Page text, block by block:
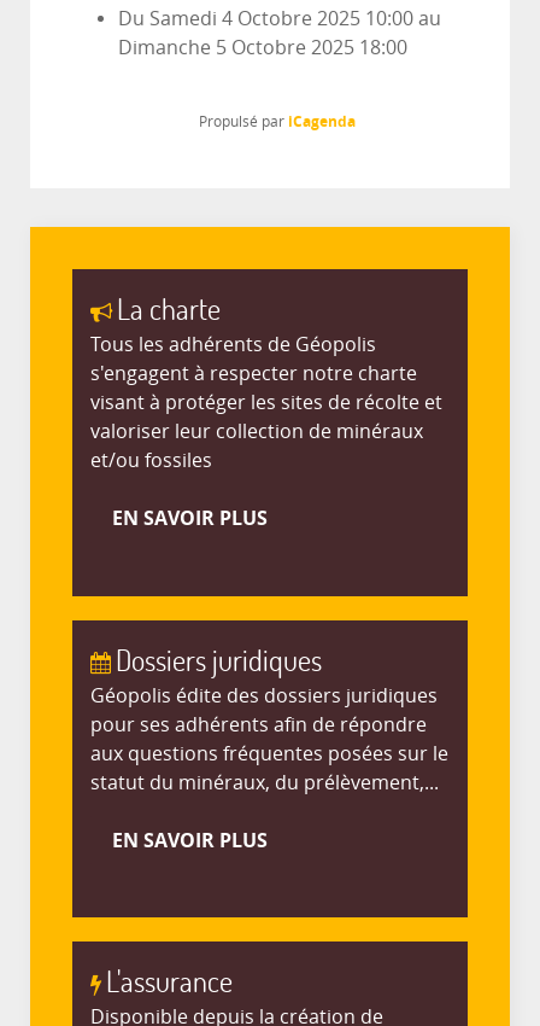
Du Samedi 4 Octobre 2025 10:00 au
Dimanche 5 Octobre 2025 18:00
Propulsé par iCagenda
La charte
Tous les adhérents de Géopolis
s'engagent à respecter notre charte
visant à protéger les sites de récolte et
valoriser leur collection de minéraux
et/ou fossiles
EN SAVOIR PLUS
Dossiers juridiques
Géopolis édite des dossiers juridiques
pour ses adhérents afin de répondre
aux questions fréquentes posées sur le
statut du minéraux, du prélèvement,...
EN SAVOIR PLUS
L'assurance
Disponible depuis la création de